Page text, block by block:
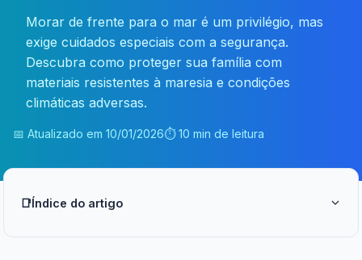
Morar de frente para o mar é um privilégio, mas
exige cuidados especiais com a segurança.
Descubra como proteger sua família com
materiais resistentes à maresia e condições
climáticas adversas.
📅 Atualizado em 10/01/2026⏱️ 10 min de leitura
📑Índice do artigo